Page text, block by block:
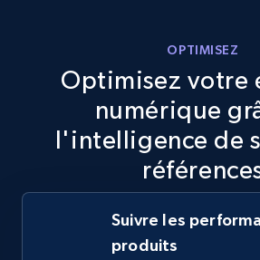
TikTok Shop
URL, Title, Available, Description,
price, Final price, Discount
668+
OPTIMISEZ
Optimisez votre
numérique
l'intelligence de
Suivre les
produits